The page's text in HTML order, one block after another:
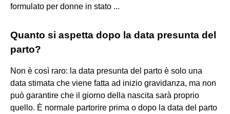
formulato per donne in stato ...
Quanto si aspetta dopo la data presunta del
parto?
Non è così raro: la data presunta del parto è solo una
data stimata che viene fatta ad inizio gravidanza, ma non
può garantire che il giorno della nascita sarà proprio
quello. È normale partorire prima o dopo la data del parto